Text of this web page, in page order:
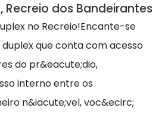
Recreio dos Bandeirantes
no Recreio!Encante-se
que conta com acesso
do pr&eacute;dio,
interno entre os
n&iacute;vel, voc&ecirc;